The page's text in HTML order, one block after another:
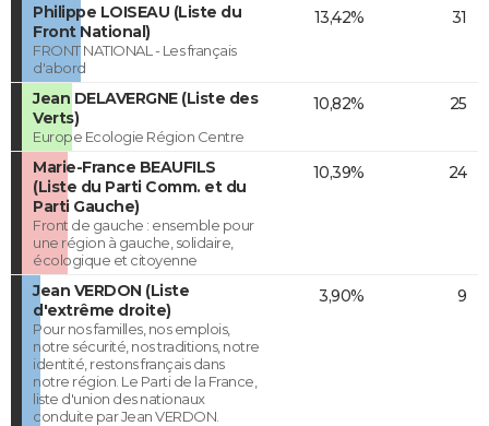
Philippe LOISEAU (Liste du
Front National)
FRONT NATIONAL - Les français
d'abord
13,42% 31
Jean DELAVERGNE (Liste des
Verts)
Europe Ecologie Région Centre
10,82% 25
Marie-France BEAUFILS
(Liste du Parti Comm. et du
Parti Gauche)
Front de gauche : ensemble pour
une région à gauche, solidaire,
écologique et citoyenne
10,39% 24
Jean VERDON (Liste
d'extrême droite)
Pour nos familles, nos emplois,
notre sécurité, nos traditions, notre
identité, restons français dans
notre région. Le Parti de la France,
liste d'union des nationaux
conduite par Jean VERDON.
3,90% 9